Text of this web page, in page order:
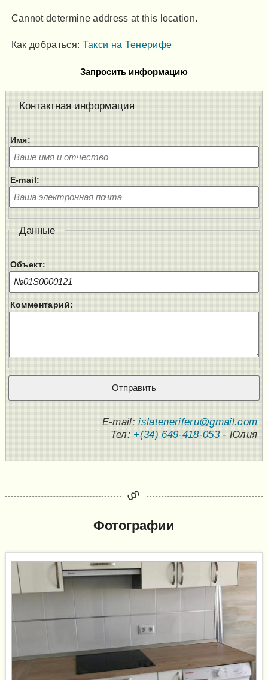
Cannot determine address at this location.
Как добраться: Такси на Тенерифе
Запросить информацию
Контактная информация
Имя:
E-mail:
Данные
Объект:
Комментарий:
E-mail:islateneriferu@gmail.com
Тел: +(34) 649-418-053- Юлия
Фотографии